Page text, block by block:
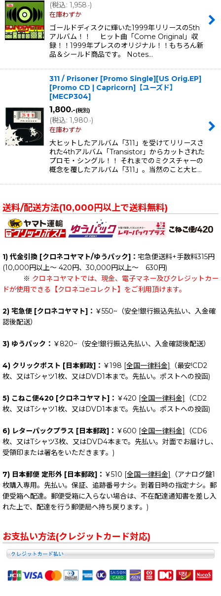
(税込: 1,958.-)
在庫わずか
ゴールドディスクに輝いた1999年リリースの5th
アルバム！！ ヒット曲「Come Original」収
録！！1999年プレスのオリジナル！！もちろん新
品＆シールド商品です。 Notes…
311 / Prisoner [Promo Single][US Orig.EP]
[Promo CD | Capricorn]【ユーズド】
[MECP304]
1,800.-(税別)
(税込: 1,980.-)
在庫わずか
大ヒットしたアルバム「311」を受けてリリースさ
れた4thアルバム「Transistor」からカットされた
プロモ・シングル！！ それまでのミクスチャーの
概念を覆したアルバム「311」。当然のこと大ヒ…
送料/配送方法(10,000円以上で送料無料)
1) 代金引換 [クロネコヤマト/ゆうパック]： 宅急便送料+手数料315円
(10,000円以上～ 420円、30,000円以上～ 630円)
※ クロネコヤマトでは、現金、電子マネー及びクレジットカー
ドが使用できる【クロネコeコレクト】をご利用頂けます。
2) 宅急便 [クロネコヤマト]： ￥550~（安全!銀行振込先払い、入金確
認後配送）
3) ゆうパック： ￥820~（安全!銀行振込先払い、入金確認後配送）
4) クリックポスト [日本郵政]： ￥198 [全国一律料金]
（最安!CD2
枚、又はTシャツ1枚、又はDVD1本まで。先払い。ポストへの投函)
5) こねこ便420 [クロネコヤマト]： ￥420 [全国一律料金]
（CD2
枚、又はTシャツ1枚、又はDVD1本まで。先払い。ポストへの投函)
6) レターパックプラス [日本郵政]： ￥600 [全国一律料金]
（CD6
枚、又はTシャツ3枚、又はDVD4本まで。先払い。対面でお届けし、
受領印または署名をいただきます。)
7) 日本郵便 定形外 [日本郵政]： ￥510 [全国一律料金]
（アナログ盤1
枚購入専用。先払い。保証、追跡番号ナシ。到着日時の指定ナシ。郵
便受箱へ配達。郵便受箱に入らない場合は、不在配達通知書を差し入
れた上で、配達を行う郵便局へ持ち戻ります。)
お支払い方法(クレジットカード対応)